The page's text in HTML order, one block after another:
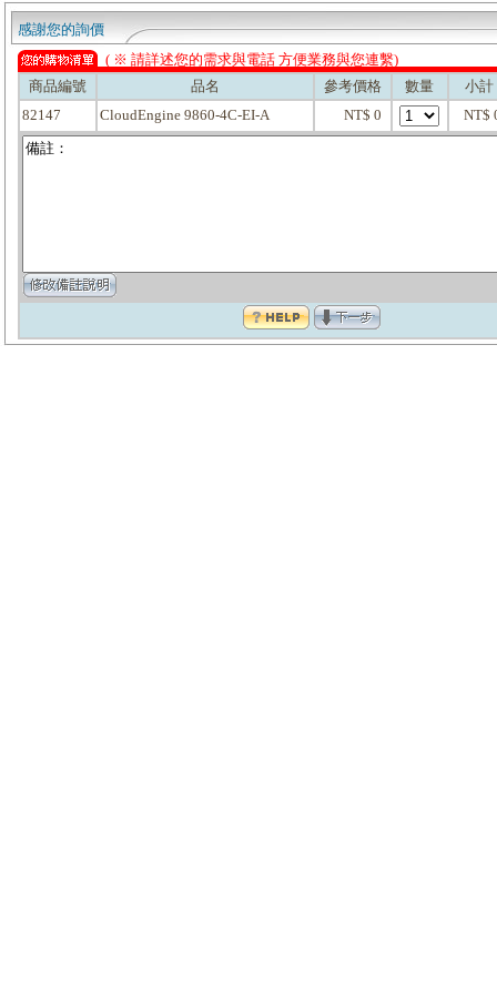
感謝您的詢價
( ※ 請詳述您的需求與電話 方便業務與您連繫)
商品編號
品名 參考價格 數量
小計
82147
CloudEngine 9860-4C-EI-A NT$ 0 NT$